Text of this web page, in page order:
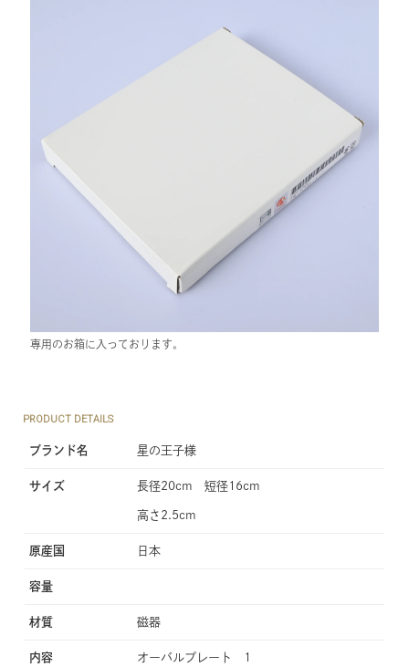
専用のお箱に入っております。
PRODUCT DETAILS
ブランド名 星の王子様
サイズ 長径20cm 短径16cm
高さ2.5cm
原産国 日本
容量
材質 磁器
内容 オーバルプレート 1